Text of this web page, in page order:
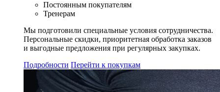
Постоянным покупателям
Тренерам
Мы подготовили специальные условия сотрудничества.
Персональные скидки, приоритетная обработка заказов
и выгодные предложения при регулярных закупках.
Подробности Перейти к покупкам